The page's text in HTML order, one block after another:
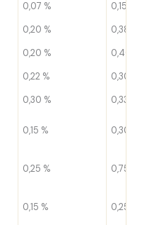
0,07 %
0,15 %
0,20 %
0,38 %
0,20 %
0,40 %
0,22 %
0,30 %
0,30 %
0,33 %
0,15 % 0,30 %
0,25 % 0,75 %
0,15 % 0,25 %